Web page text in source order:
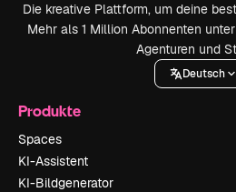
Die kreative Plattform, um deine
Mehr als 1 Million Abonnenten
Agenturen und
Deutsch
Produkte
Spaces
KI-Assistent
KI-Bildgenerator